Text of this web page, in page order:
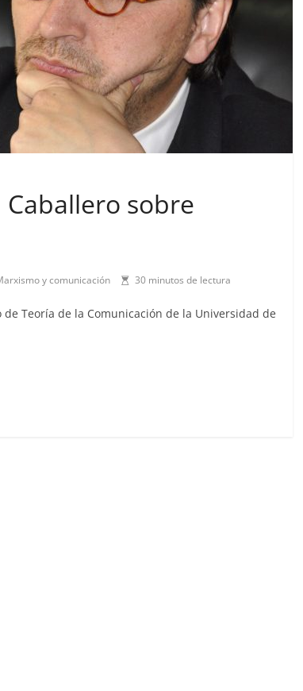
Caballero sobre
y comunicación 30 minutos de lectura
Teoría de la Comunicación de la Universidad de